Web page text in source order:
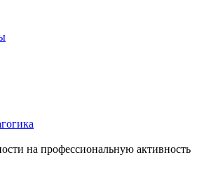
на профессиональную активность